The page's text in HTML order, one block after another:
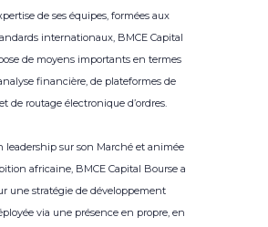
de ses équipes, formées aux
internationaux, BMCE Capital
de moyens importants en termes
financière, de plateformes de
de routage électronique d’ordres.
leadership sur son Marché et animée
africaine, BMCE Capital Bourse a
une stratégie de développement
via une présence en propre, en